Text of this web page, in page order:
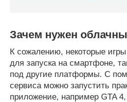
Зачем нужен
К сожалению, некоторые
для запуска на смартфоне,
под другие платформы. С
сервиса можно запустить
приложение, например GTA